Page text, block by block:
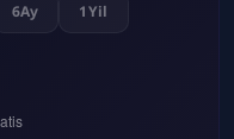
6Ay 1Yil